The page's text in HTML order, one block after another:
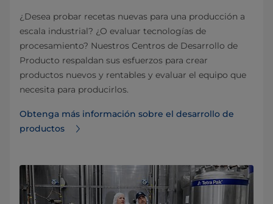
¿Desea probar recetas nuevas para una producción a
escala industrial? ¿O evaluar tecnologías de
procesamiento? Nuestros Centros de Desarrollo de
Producto respaldan sus esfuerzos para crear
productos nuevos y rentables y evaluar el equipo que
necesita para producirlos.
Obtenga más información sobre el desarrollo de
productos